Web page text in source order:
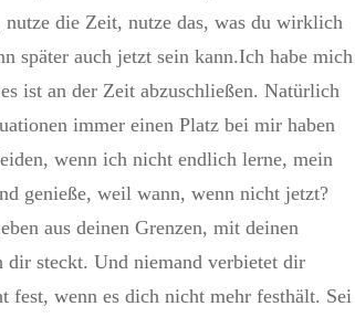
nutze die Zeit, nutze das, was du wirklich
später auch jetzt sein kann.Ich habe mich
ist an der Zeit abzuschließen. Natürlich
immer einen Platz bei mir haben
wenn ich nicht endlich lerne, mein
genieße, weil wann, wenn nicht jetzt?
aus deinen Grenzen, mit deinen
dir steckt. Und niemand verbietet dir
fest, wenn es dich nicht mehr festhält. Sei